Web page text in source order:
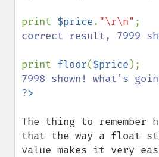
print $price. "\r\n" ;
correct result, 7999
print floor($price );
The thing to remember
that the way a float
value makes it very